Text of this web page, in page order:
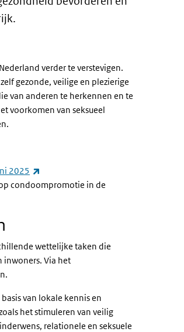
verder te verstevigen.
gezonde, veilige en plezierige
van anderen te herkennen en te
voorkomen van seksueel
2025
condoompromotie in de
wettelijke taken die
inwoners. Via het
van lokale kennis en
het stimuleren van veilig
relationele en seksuele